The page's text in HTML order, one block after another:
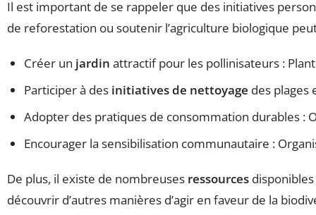
Il est important de se rappeler que des initiatives
de reforestation ou soutenir l’agriculture biologique
Créer un jardin attractif pour les pollinisateurs :
Participer à des initiatives de nettoyage des plages
Adopter des pratiques de consommation durables :
Encourager la sensibilisation communautaire :
De plus, il existe de nombreuses ressources
découvrir d’autres manières d’agir en faveur de la